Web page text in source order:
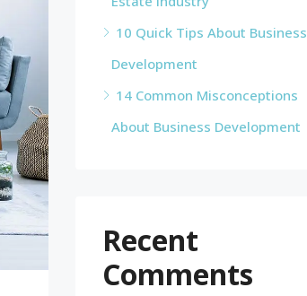
10 Quick Tips About Business
Development
14 Common Misconceptions
About Business Development
Recent
Comments